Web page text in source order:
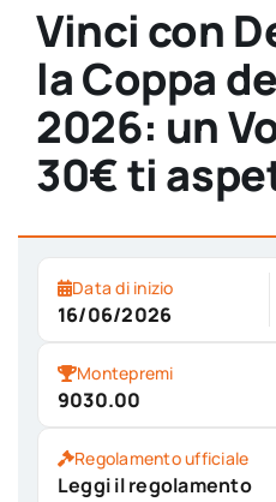
Vinci con
la Coppa
2026: un
30€ ti
Data di inizio
16/06/2026
Montepremi
9030.00
Regolamento ufficiale
Leggi il regolamento